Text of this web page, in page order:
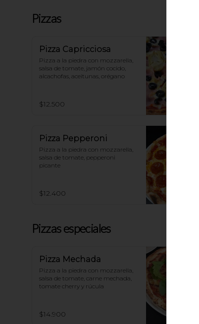
Pizzas
Pizza Capricciosa
Pizza a la piedra con mozzarella,
salsa de tomate, jamón cocido,
alcachofas, aceitunas, orégano
$12.500
Pizza Pepperoni
Pizza a la piedra con mozzarella,
salsa de tomate, pepperoni
picante
$12.400
Pizzas especiales
Pizza Mechada
Pizza a la piedra con mozzarella,
salsa de tomate, carne mechada,
tomate cherry y rúcula
$14.900